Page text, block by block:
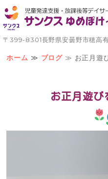
〒399-8301長野県安曇野市穂高
ホーム
ホーム ≫ ブログ ≫ お正月遊
お正月遊び